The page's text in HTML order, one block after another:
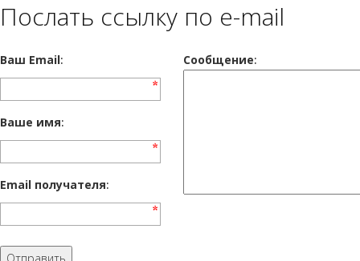
Послать ссылку по e-mail
Ваш Email: Cообщение:
Ваше имя:
Email получателя: